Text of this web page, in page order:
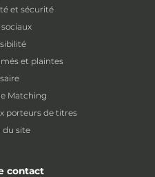
et sécurité
et plaintes
Matching
porteurs de titres
du site
contact